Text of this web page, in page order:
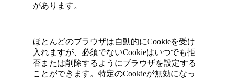
があります。
ほとんどのブラウザは自動的にCookieを受け
入れますが、必須でないCookieはいつでも拒
否または削除するようにブラウザを設定する
ことができます。特定のCookieが無効になっ